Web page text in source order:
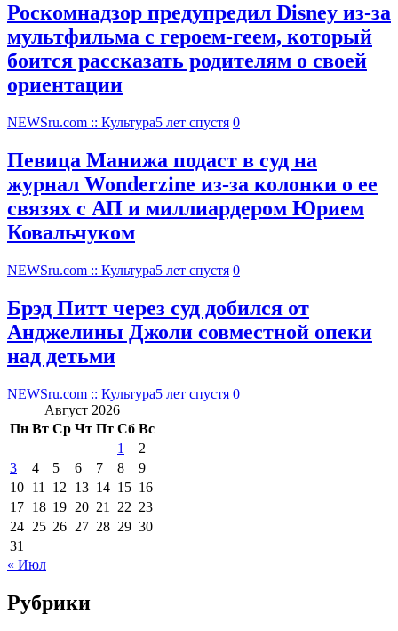
Роскомнадзор предупредил Disney из-за
мультфильма c героем-геем, который
боится рассказать родителям о своей
ориентации
NEWSru.com :: Культура5 лет спустя 0
Певица Манижа подаст в суд на
журнал Wonderzine из-за колонки о ее
связях с АП и миллиардером Юрием
Ковальчуком
NEWSru.com :: Культура5 лет спустя 0
Брэд Питт через суд добился от
Анджелины Джоли совместной опеки
над детьми
NEWSru.com :: Культура5 лет спустя 0
Август 2026
Пн Вт Ср Чт Пт Сб Вс
1
2
3
4 5 6 7 8
9
10 11 12 13 14 15 16
17 18 19 20 21 22 23
24 25 26 27 28 29 30
31
« Июл
Рубрики